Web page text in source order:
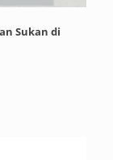
Sukan di